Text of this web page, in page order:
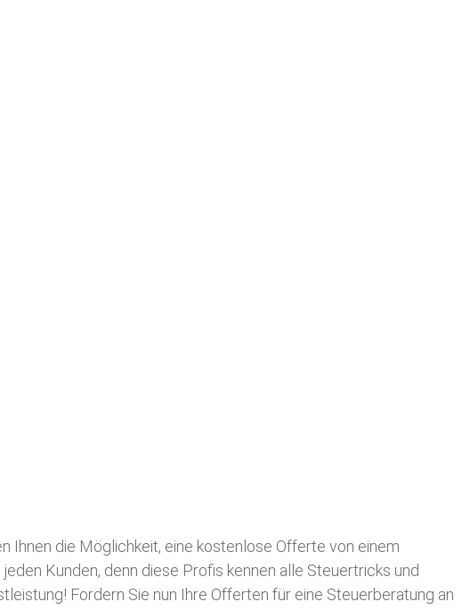
Ihnen die Möglichkeit, eine kostenlose Offerte von einem
Kunden, denn diese Profis kennen alle Steuertricks und
Fordern Sie nun Ihre Offerten für eine Steuerberatung an